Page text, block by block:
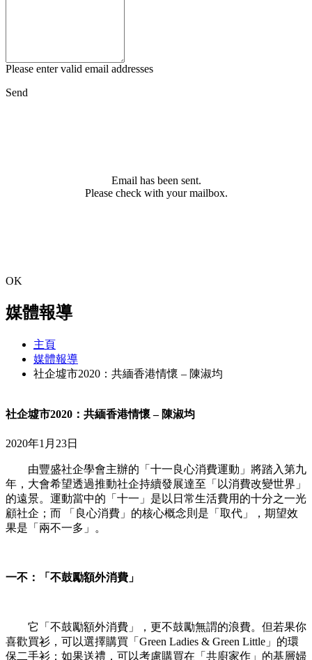
Please enter valid email addresses
Send
Email has been sent.
Please check with your mailbox.
OK
媒體報導
主頁
媒體報導
社企墟市2020：共緬香港情懷 – 陳淑均
社企墟市2020：共緬香港情懷 – 陳淑均
2020年1月23日
由豐盛社企學會主辦的「十一良心消費運動」將踏入第九
年，大會希望透過推動社企持續發展達至「以消費改變世界」
的遠景。運動當中的「十一」是以日常生活費用的十分之一光
顧社企；而 「良心消費」的核心概念則是「取代」，期望效
果是「兩不一多」。
一不：「不鼓勵額外消費」
它「不鼓勵額外消費」，更不鼓勵無謂的浪費。但若果你
喜歡買衫，可以選擇購買「Green Ladies & Green Little」的環
保二手衫；如果送禮，可以考慮購買在「共廚家作」的基層婦